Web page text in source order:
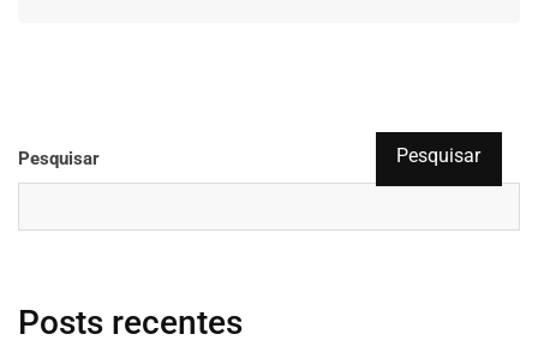
Pesquisar Pesquisar
Posts recentes